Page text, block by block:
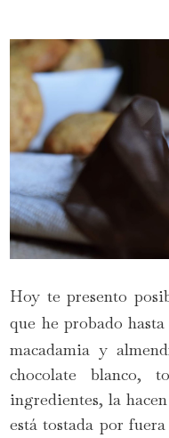
Hoy te presento
que he probado
macadamia y
chocolate blanco,
ingredientes, la
está tostada por